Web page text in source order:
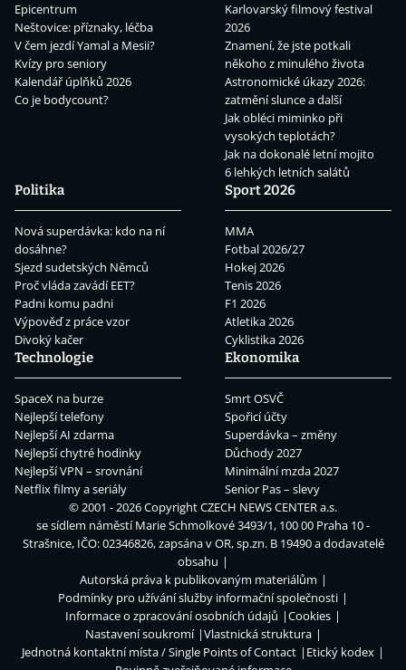
Epicentrum
Neštovice: příznaky, léčba
V čem jezdí Yamal a Mesii?
Kvízy pro seniory
Kalendář úplňků 2026
Co je bodycount?
Karlovarský filmový festival
2026
Znamení, že jste potkali
někoho z minulého života
Astronomické úkazy 2026:
zatmění slunce a další
Jak obléci miminko při
vysokých teplotách?
Jak na dokonalé letní mojito
6 lehkých letních salátů
Politika
Nová superdávka: kdo na ní
dosáhne?
Sjezd sudetských Němců
Proč vláda zavádí EET?
Padni komu padni
Výpověď z práce vzor
Divoký kačer
Sport 2026
MMA
Fotbal 2026/27
Hokej 2026
Tenis 2026
F1 2026
Atletika 2026
Cyklistika 2026
Technologie
SpaceX na burze
Nejlepší telefony
Nejlepší AI zdarma
Nejlepší chytré hodinky
Nejlepší VPN – srovnání
Netflix filmy a seriály
Ekonomika
Smrt OSVČ
Spořicí účty
Superdávka – změny
Důchody 2027
Minimální mzda 2027
Senior Pas – slevy
© 2001 - 2026 CopyrightCZECH NEWS CENTER a.s.
se sídlem náměstí Marie Schmolkové 3493/1, 100 00 Praha 10 -
Strašnice, IČO: 02346826, zapsána v OR, sp.zn. B 19490 a dodavatelé
obsahu
Autorská práva k publikovaným materiálům
Podmínky pro užívání služby informační společnosti
Informace o zpracování osobních údajů
Cookies
Nastavení soukromí
Vlastnická struktura
Jednotná kontaktní místa / Single Points of Contact
Etický kodex